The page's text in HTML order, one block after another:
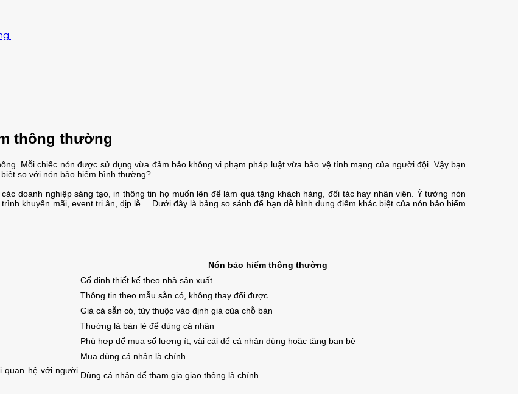
thông thường
Mỗi chiếc nón được sử dụng vừa đảm bảo không vi phạm pháp luật vừa bảo vệ tính mạng của người đội. Vậy bạn
so với nón bảo hiểm bình thường?
doanh nghiệp sáng tạo, in thông tin họ muốn lên để làm quà tặng khách hàng, đối tác hay nhân viên. Ý tưởng nón
khuyến mãi, event tri ân, dịp lễ… Dưới đây là bảng so sánh để bạn dễ hình dung điểm khác biệt của nón bảo hiểm
Nón bảo hiểm thông thường
Cố định thiết kế theo nhà sản xuất
Thông tin theo mẫu sẵn có, không thay đổi được
Giá cả sẵn có, tùy thuộc vào định giá của chỗ bán
Thường là bán lẻ để dùng cá nhân
Phù hợp để mua số lượng ít, vài cái để cá nhân dùng hoặc tặng bạn bè
Mua dùng cá nhân là chính
quan hệ với người Dùng cá nhân để tham gia giao thông là chính